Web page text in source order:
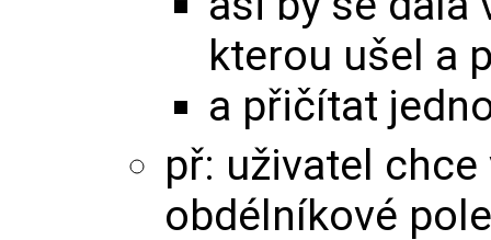
kterou ušel a
a přičítat
př: uživatel
obdélníkové